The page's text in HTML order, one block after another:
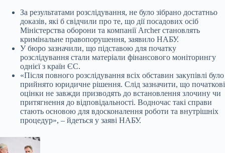
За результатами розслідування, не було зібрано достатньо
доказів, які б свідчили про те, що дії посадових осіб
Міністерства оборони та компанії Archer становлять
кримінальне правопорушення, заявило НАБУ.
У бюро зазначили, що підставою для початку
розслідування стали матеріали фінансового моніторингу
однієї з країн ЄС.
«Після повного розслідування всіх обставин закупівлі було
прийнято юридичне рішення. Слід зазначити, що початкові
оцінки не завжди призводять до встановлення злочину чи
притягнення до відповідальності. Водночас такі справи
стають основою для вдосконалення роботи та внутрішніх
процедур», – йдеться у заяві НАБУ.